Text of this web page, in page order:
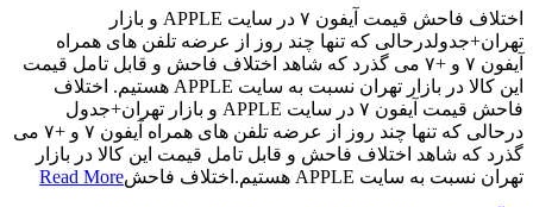
اختلاف فاحش قیمت آیفون ۷ در سایت APPLE و بازار
تهران+جدولدرحالی که تنها چند روز از عرضه تلفن های همراه
آیفون ۷ و +۷ می گذرد که شاهد اختلاف فاحش و قابل تامل قیمت
این کالا در بازار تهران نسبت به سایت APPLE هستیم. اختلاف
فاحش قیمت آیفون ۷ در سایت APPLE و بازار تهران+جدول
درحالی که تنها چند روز از عرضه تلفن های همراه آیفون ۷ و +۷ می
گذرد که شاهد اختلاف فاحش و قابل تامل قیمت این کالا در بازار
تهران نسبت به سایت APPLE هستیم.اختلاف فاحش
Read More